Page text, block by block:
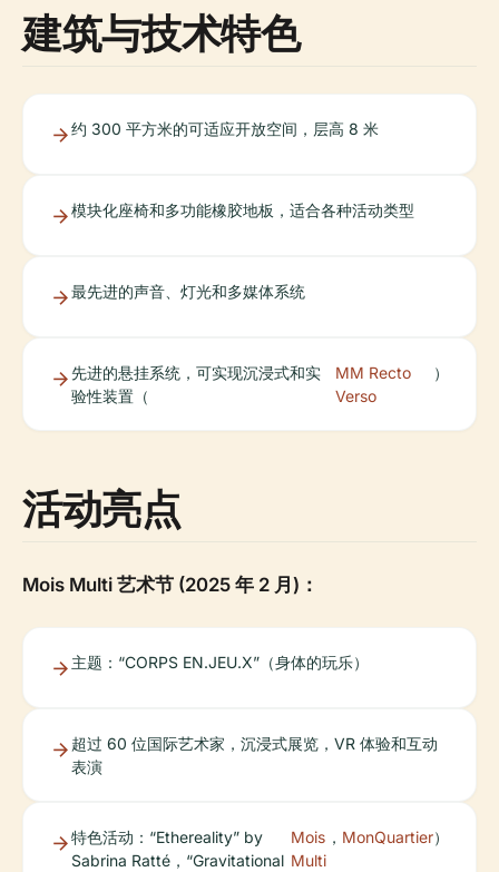
建筑与技术特色
约 300 平方米的可适应开放空间，层高 8 米
模块化座椅和多功能橡胶地板，适合各种活动类型
最先进的声音、灯光和多媒体系统
先进的悬挂系统，可实现沉浸式和实
验性装置（
MM Recto
Verso
）
活动亮点
Mois Multi 艺术节 (2025 年 2 月)：
主题：“CORPS EN.JEU.X”（身体的玩乐）
超过 60 位国际艺术家，沉浸式展览，VR 体验和互动
表演
特色活动：“Ethereality” by
Sabrina Ratté，“Gravitational
Mois
Multi
， MonQuartier）